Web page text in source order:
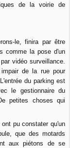
de la voirie de
le, finira par être
comme la pose d'un
vidéo surveillance.
de la rue pour
du parking est
le gestionnaire du
petites choses qui
pu constater qu'un
que des motards
aux piétons de se